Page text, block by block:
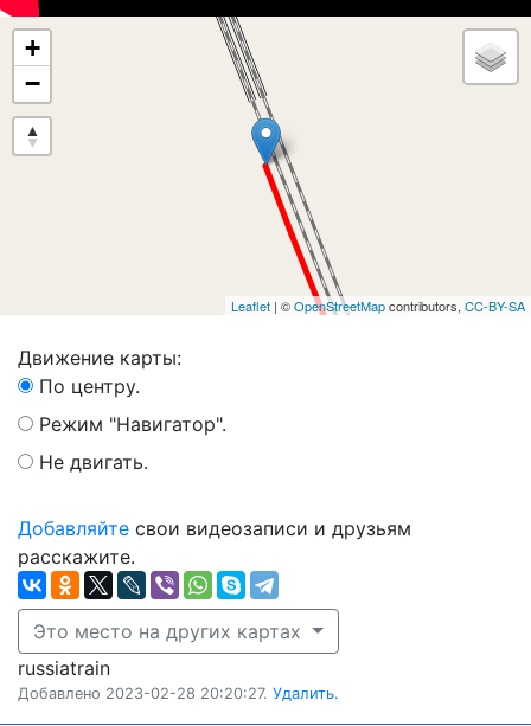
+
−
Leaflet | ©OpenStreetMapcontributors, CC-BY-SA
Движение карты:
По центру.
Режим "Навигатор".
Не двигать.
Добавляйте свои видеозаписи и друзьям
расскажите.
Это место на других картах
russiatrain
Добавлено 2023-02-28 20:20:27. Удалить.